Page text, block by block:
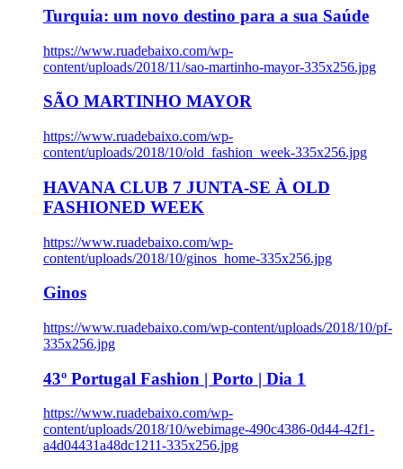
Turquia: um novo destino para a sua Saúde
https://www.ruadebaixo.com/wp-
content/uploads/2018/11/sao-martinho-mayor-335x256.jpg
SÃO MARTINHO MAYOR
https://www.ruadebaixo.com/wp-
content/uploads/2018/10/old_fashion_week-335x256.jpg
HAVANA CLUB 7 JUNTA-SE À OLD
FASHIONED WEEK
https://www.ruadebaixo.com/wp-
content/uploads/2018/10/ginos_home-335x256.jpg
Ginos
https://www.ruadebaixo.com/wp-content/uploads/2018/10/pf-
335x256.jpg
43º Portugal Fashion | Porto | Dia 1
https://www.ruadebaixo.com/wp-
content/uploads/2018/10/webimage-490c4386-0d44-42f1-
a4d04431a48dc1211-335x256.jpg